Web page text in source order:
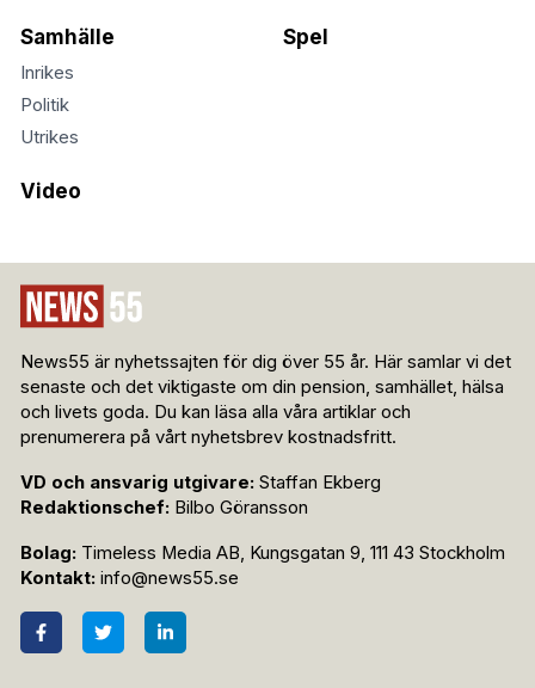
Samhälle
Inrikes
Politik
Utrikes
Spel
Video
News55 är nyhetssajten för dig över 55 år. Här samlar vi det
senaste och det viktigaste om din pension, samhället, hälsa
och livets goda. Du kan läsa alla våra artiklar och
prenumerera på vårt nyhetsbrev kostnadsfritt.
VD och ansvarig utgivare: Staffan Ekberg
Redaktionschef: Bilbo Göransson
Bolag: Timeless Media AB, Kungsgatan 9, 111 43 Stockholm
Kontakt: info@news55.se